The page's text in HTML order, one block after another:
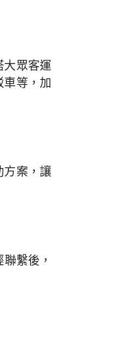
大眾客運
車等，加
方案，讓
繫後，